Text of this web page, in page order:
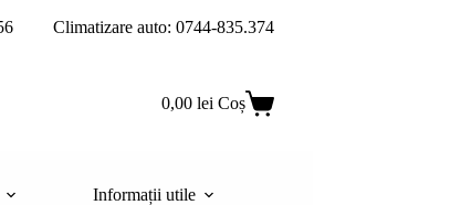
Climatizare auto: 0744-835.374
0,00 lei Coș
Informații utile